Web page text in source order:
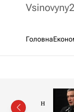
Головна
млн